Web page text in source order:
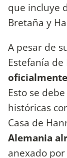
que incluye
Bretaña y
A pesar de
Estefanía de
Esto se
históricas
Casa de
Alemania
anexado